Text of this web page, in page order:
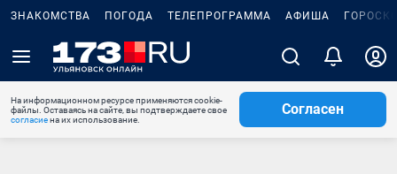
ЗНАКОМСТВА ПОГОДА ТЕЛЕПРОГРАММА АФИША
На информационном ресурсе применяются cookie-
файлы. Оставаясь на сайте, вы подтверждаете свое
согласиена их использование.
Согласен